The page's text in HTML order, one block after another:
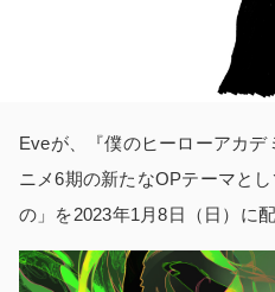
Eveが、『僕のヒーローアカデ
ニメ6期の新たなOPテーマと
の」を2023年1月8日（日）に